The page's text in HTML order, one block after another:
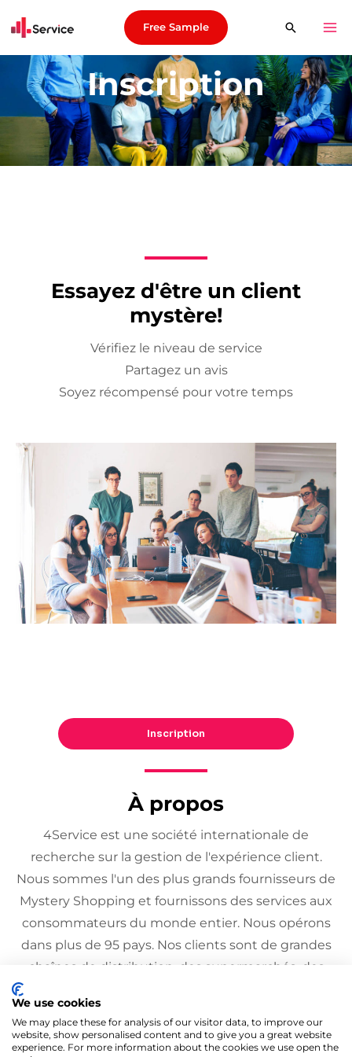
Free Sample
Inscription
Essayez d'être un client
mystère!
Vérifiez le niveau de service
Partagez un avis
Soyez récompensé pour votre temps
Inscription
À propos
4Service est une société internationale de
recherche sur la gestion de l'expérience client.
Nous sommes l'un des plus grands fournisseurs de
Mystery Shopping et fournissons des services aux
consommateurs du monde entier. Nous opérons
dans plus de 95 pays. Nos clients sont de grandes
chaînes de distribution, des supermarchés, des
automobile, des institutions financières, etc.
We use cookies
We may place these for analysis of our visitor data, to improve our
website, show personalised content and to give you a great website
experience. For more information about the cookies we use open the